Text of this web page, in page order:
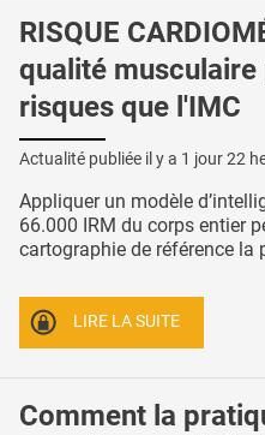
RISQUE
qualité
risques que l'IMC
Actualité publiée il y a 1 jour 22
Appliquer un modèle
66.000 IRM du corps entier
cartographie de référence la
LIRE LA SUITE
Comment la